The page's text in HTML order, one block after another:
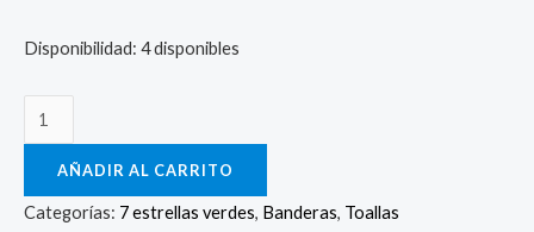
Disponibilidad: 4 disponibles
AÑADIR AL CARRITO
Categorías: 7 estrellas verdes, Banderas, Toallas